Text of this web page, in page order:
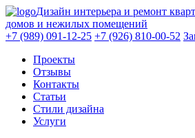
Дизайн интерьера и ремонт
домов и нежилых помещений
+7 (989) 091-12-25 +7 (926) 810-00-52
Проекты
Отзывы
Контакты
Статьи
Стили дизайна
Услуги